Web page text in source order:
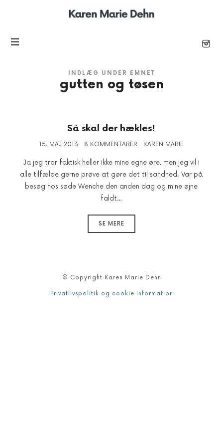
Karen
INDLÆG UNDER EMNET
gutten og tøsen
Så skal der hækles!
15. MAJ 2013 8 KOMMENTARER KAREN MARIE
Ja jeg tror faktisk heller ikke mine egne øre, men jeg vil i
alle tilfælde gerne prøve at gøre det til sandhed. Var på
besøg hos søde Wenche den anden dag og mine øjne
faldt…
SE MERE
© Copyright Karen Marie Dehn
Privatlivspolitik og cookie information